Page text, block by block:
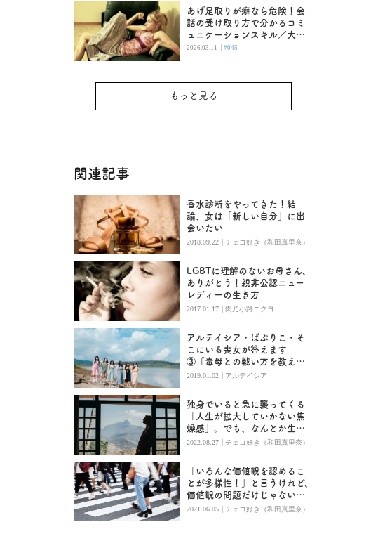
あげ足取りが癖なら危険！会
話の受け取り方で分かるコミ
ュニケーションスキル／大人
女子と子供おばさんの恋愛の
2026.03.11 | #045
もっと見る
関連記事
香水診断をやってきた！結
論、女は「新しい自分」に出
会いたい
2018.09.22 | チェコ好き（和田真里奈）
LGBTに理解のないお母さん、
ありがとう！親非公認ニュー
レディーの生き方
2017.01.17 | 肉乃小路ニクヨ
アルテイシア・ぱぷりこ・そ
こにいる喪女が答えます
③「毒母との戦い方を教えて
ほしい」
2019.01.02 | アルテイシア
独身でいると急に襲ってくる
「人生が拡大していかない焦
燥感」。でも、なんとか生き
ていけるものだ
2022.08.27 | チェコ好き（和田真里奈）
「いろんな価値観を認めるこ
とが多様性！」と言うけれど、
価値観の問題だけじゃないか
もしれない
2021.06.05 | チェコ好き（和田真里奈）